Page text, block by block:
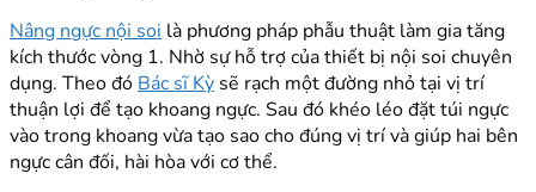
Nâng ngực nội soi là phương pháp phẫu thuật làm gia tăng
kích thước vòng 1. Nhờ sự hỗ trợ của thiết bị nội soi chuyên
dụng. Theo đó Bác sĩ Kỳ sẽ rạch một đường nhỏ tại vị trí
thuận lợi để tạo khoang ngực. Sau đó khéo léo đặt túi ngực
vào trong khoang vừa tạo sao cho đúng vị trí và giúp hai bên
ngực cân đối, hài hòa với cơ thể.